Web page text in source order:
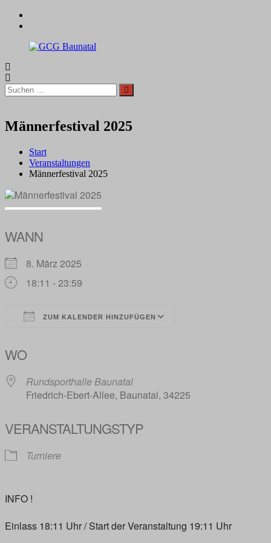
Zum
Inhalt
GCG
Baunatal
Suchen
nach:
Suchen
Männerfestival 2025
Start
Veranstaltungen
Männerfestival 2025
WANN
8. März 2025
18:11 - 23:59
ZUM KALENDER HINZUFÜGEN
WO
Rundsporthalle Baunatal
Friedrich-Ebert-Allee, Baunatal, 34225
VERANSTALTUNGSTYP
Turniere
INFO !
Einlass 18:11 Uhr / Start der Veranstaltung 19:11 Uhr